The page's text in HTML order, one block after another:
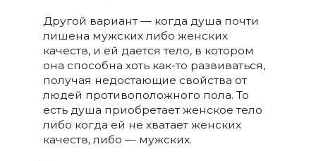
Другой вариант — когда душа почти
лишена мужских либо женских
качеств, и ей дается тело, в котором
она способна хоть как-то развиваться,
получая недостающие свойства от
людей противоположного пола. То
есть душа приобретает женское тело
либо когда ей не хватает женских
качеств, либо — мужских.